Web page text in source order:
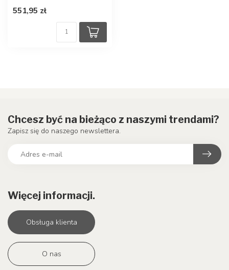
551,95 zł
Więcej informacji.
Obsługa klienta
O nas
Chcesz być na bieżąco z naszymi trendami?
Zapisz się do naszego newslettera.